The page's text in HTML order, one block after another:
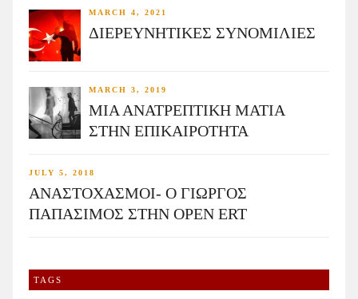
MARCH 4, 2021
ΔΙΕΡΕΥΝΗΤΙΚΕΣ ΣΥΝΟΜΙΛΙΕΣ
MARCH 3, 2019
ΜΙΑ ΑΝΑΤΡΕΠΤΙΚΗ ΜΑΤΙΑ
ΣΤΗΝ ΕΠΙΚΑΙΡΟΤΗΤΑ
JULY 5, 2018
ΑΝΑΣΤΟΧΑΣΜΟΙ- Ο ΓΙΩΡΓΟΣ
ΠΑΠΑΣΙΜΟΣ ΣΤΗΝ OPEN ERT
TAGS